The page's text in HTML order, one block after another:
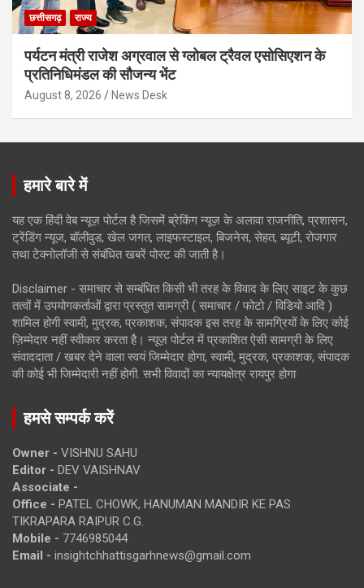
छत्तीसगढ़ राज्य
पर्यटन मंत्री राजेश अग्रवाल से ग्लोबल ट्रैवल एसोसिएशन के
प्रतिनिधिमंडल की सौजन्य भेंट
August 8, 2026 News Desk
हमारे बारे में
यह एक हिंदी वेब न्यूज़ पोर्टल है जिसमें ब्रेकिंग न्यूज़ के अलावा राजनीति, प्रशासन,
ट्रेंडिंग न्यूज, बॉलीवुड, खेल जगत, लाइफस्टाइल, बिजनेस, सेहत, ब्यूटी, रोजगार
तथा टेक्नोलॉजी से संबंधित खबरें पोस्ट की जाती है।
Disclaimer - समाचार से सम्बंधित किसी भी तरह के विवाद के लिए साइट के कुछ
तत्वों में उपयोगकर्ताओं द्वारा प्रस्तुत सामग्री ( समाचार / फोटो / विडियो आदि )
शामिल होगी स्वामी, मुद्रक, प्रकाशक, संपादक इस तरह के सामग्रियों के लिए कोई
ज़िम्मेदार नहीं स्वीकार करता है। न्यूज़ पोर्टल में प्रकाशित ऐसी सामग्री के लिए
संवाददाता / खबर देने वाला स्वयं जिम्मेदार होगा, स्वामी, मुद्रक, प्रकाशक, संपादक
की कोई भी जिम्मेदारी नहीं होगी. सभी विवादों का न्यायक्षेत्र रायपुर होगा
हमसे सम्पर्क करें
Owner - VISHNU SAHU
Editor - DEV VAISHNAV
Associate -
Office - PATEL CHOWK, HANUMAN MANDIR KE PAS
TIKRAPARA RAIPUR C.G.
Mobile - 7746985044
Email - insightchhattisgarhnews@gmail.com